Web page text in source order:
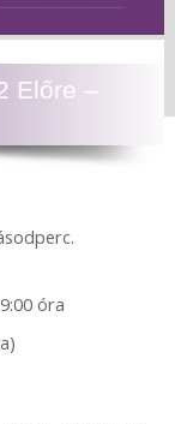
Előre –
óra